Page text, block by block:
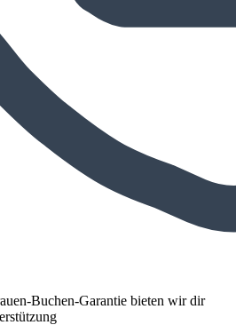
Buchen-Garantie bieten wir dir